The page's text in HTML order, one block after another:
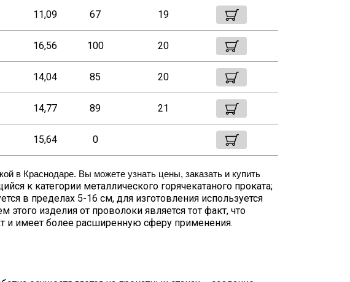
11,09 67 19
16,56 100 20
14,04 85 20
14,77 89 21
15,64 0
в Краснодаре. Вы можете узнать цены, заказать и купить
к категории металлического горячекатаного проката;
в пределах 5-16 см, для изготовления используется
изделия от проволоки является тот факт, что
и имеет более расширенную сферу применения.